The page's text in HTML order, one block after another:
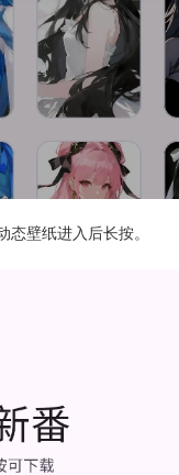
态壁纸进入后长按。